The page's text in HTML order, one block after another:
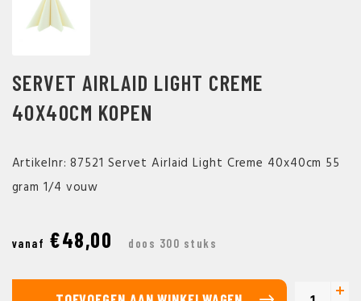
SERVET AIRLAID LIGHT CREME
40X40CM KOPEN
Artikelnr: 87521 Servet Airlaid Light Creme 40x40cm 55
gram 1/4 vouw
vanaf €48,00 doos 300 stuks